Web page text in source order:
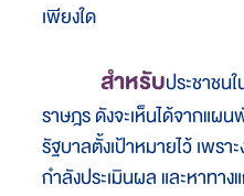
เพียงใด
สำหรับประชาชน
ราษฎร ดังจะเห็นได้จากแผ
รัฐบาลตั้งเป้าหมายไว้ เพร
กำลังประเมินผล และหาทาง